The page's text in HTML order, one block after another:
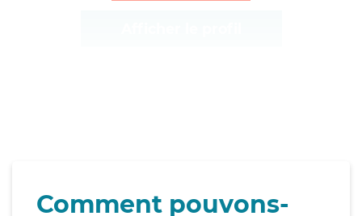
Comment pouvons-